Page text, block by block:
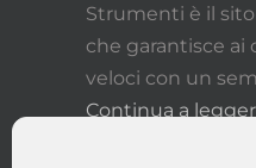
Strumenti è il
che garantisce ai
veloci con un
Continua a